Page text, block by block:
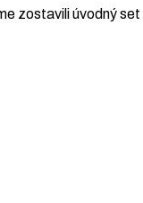
zostavili úvodný